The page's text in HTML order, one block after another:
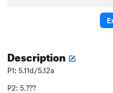
Description
P1: 5.11d/5.12a
P2: 5.???